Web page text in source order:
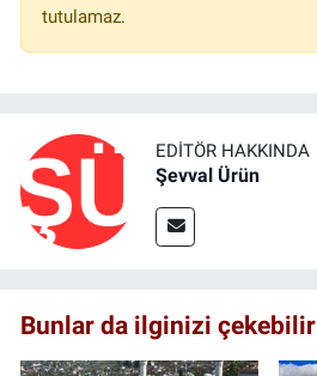
tutulamaz.
EDITÖR HAKKINDA
Şevval Ürün
Bunlar da ilginizi çekebilir